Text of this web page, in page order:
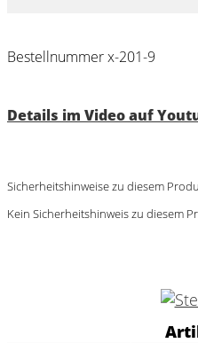
Bestellnummer x-201-9
Details im Video auf
Sicherheitshinweise zu diesem
Kein Sicherheitshinweis zu diesem